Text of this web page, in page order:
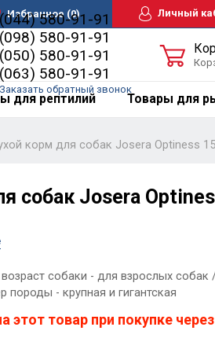
Избранное(0) Личный
580-91-91
(098) 580-91-91
(050) 580-91-91
(063) 580-91-91
Заказать обратный звонок
для рептилий Товары для
корм для собак Josera Optiness
собак Josera
собаки - для взрослых собак
породы - крупная и гигантская
этот товар при покупке